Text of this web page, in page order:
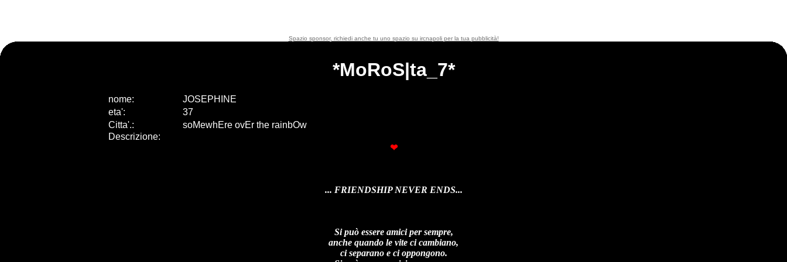
Spazio sponsor, richiedi anche tu uno spazio su ircnapoli per la tua pubblicità!
*MoRoS|ta_7*
nome:
JOSEPHINE
eta':
37
Citta'.:
soMewhEre ovEr the rainbOw
Descrizione:
❤
... FRIENDSHIP NEVER ENDS...
Si può essere amici per sempre,
anche quando le vite ci cambiano,
ci separano e ci oppongono.